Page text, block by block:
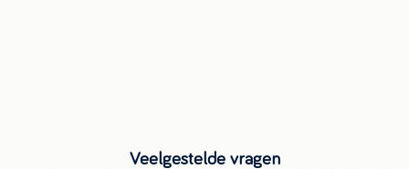
Veelgestelde vragen